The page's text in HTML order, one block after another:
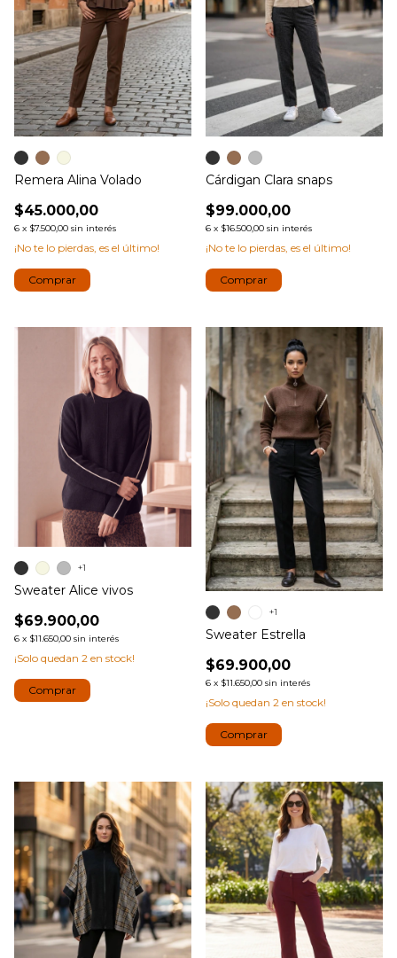
Remera Alina Volado
$45.000,00
6 x $7.500,00 sin interés
¡No te lo pierdas, es el último!
Comprar
Cárdigan Clara snaps
$99.000,00
6 x $16.500,00 sin interés
¡No te lo pierdas, es el último!
Comprar
Sweater Alice vivos
$69.900,00
6 x $11.650,00 sin interés
¡Solo quedan 2 en stock!
+1
Comprar
Sweater Estrella
$69.900,00
6 x $11.650,00 sin interés
¡Solo quedan 2 en stock!
+1
Comprar